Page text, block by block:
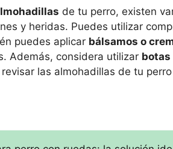
de tu perro, existen
y heridas. Puedes utilizar
puedes aplicar bálsamos o
Además, considera utilizar botas
las almohadillas de tu